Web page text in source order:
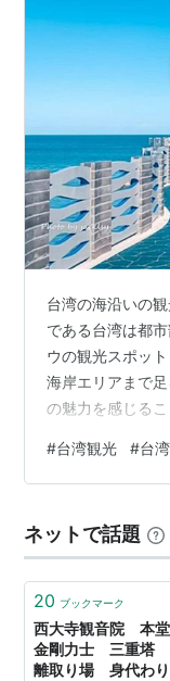
台湾の海沿いの
である台湾は都
ウの観光スポッ
海岸エリアまで
の魅力を感じる
情報サイト「好
「Taipeinavi.jp」
海上觀景平台＆
門 石門珊瑚貝殼
北側、新北市に
#台湾観光 #台
ネットで話題
20 ブックマーク
西大寺観音院
金剛力士 三重
離取り場 身代わ